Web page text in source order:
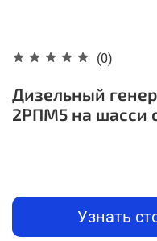
(0)
Дизельный
2РПМ5 на шасси
Узнать